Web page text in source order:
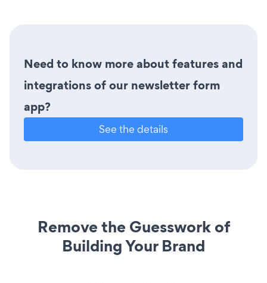
Need to know more about features and
integrations of our newsletter form
app?
See the details
Remove the Guesswork of
Building Your Brand